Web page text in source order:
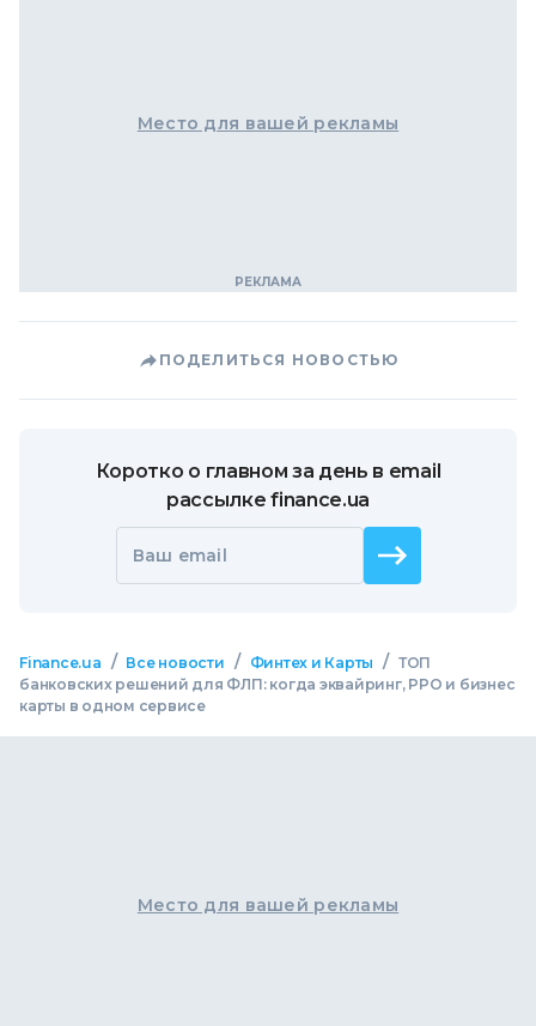
Место для вашей рекламы
ПОДЕЛИТЬСЯ НОВОСТЬЮ
Коротко о главном за день в email
рассылке finance.ua
Ваш email
Finance.ua / Все новости / Финтех и Карты / ТОП
банковских решений для ФЛП: когда эквайринг, РРО и бизнес
карты в одном сервисе
Место для вашей рекламы